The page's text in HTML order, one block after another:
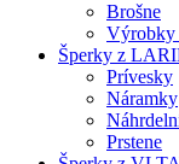
Brošne
Výrobky
Šperky z
Prívesky
Náramky
Prstene